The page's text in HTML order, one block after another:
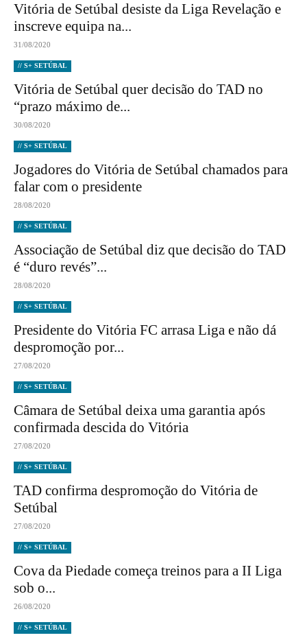
Vitória de Setúbal desiste da Liga Revelação e
inscreve equipa na...
31/08/2020
// S+ SETÚBAL
Vitória de Setúbal quer decisão do TAD no
“prazo máximo de...
30/08/2020
// S+ SETÚBAL
Jogadores do Vitória de Setúbal chamados para
falar com o presidente
28/08/2020
// S+ SETÚBAL
Associação de Setúbal diz que decisão do TAD
é “duro revés”...
28/08/2020
// S+ SETÚBAL
Presidente do Vitória FC arrasa Liga e não dá
despromoção por...
27/08/2020
// S+ SETÚBAL
Câmara de Setúbal deixa uma garantia após
confirmada descida do Vitória
27/08/2020
// S+ SETÚBAL
TAD confirma despromoção do Vitória de
Setúbal
27/08/2020
// S+ SETÚBAL
Cova da Piedade começa treinos para a II Liga
sob o...
26/08/2020
// S+ SETÚBAL